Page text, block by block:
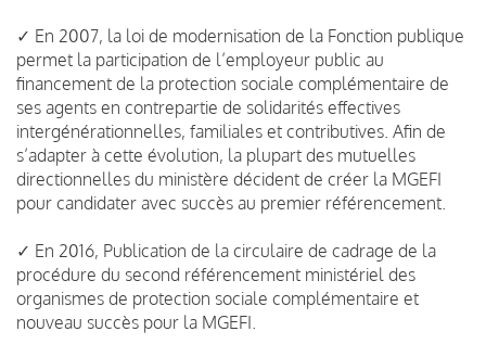
✓ En 2007, la loi de modernisation de la Fonction publique
permet la participation de l’employeur public au
financement de la protection sociale complémentaire de
ses agents en contrepartie de solidarités effectives
intergénérationnelles, familiales et contributives. Afin de
s’adapter à cette évolution, la plupart des mutuelles
directionnelles du ministère décident de créer la MGEFI
pour candidater avec succès au premier référencement.
✓ En 2016, Publication de la circulaire de cadrage de la
procédure du second référencement ministériel des
organismes de protection sociale complémentaire et
nouveau succès pour la MGEFI.